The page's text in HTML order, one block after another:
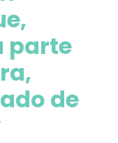
parte
de